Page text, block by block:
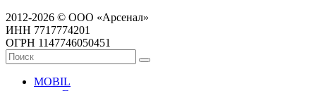
2012-2026 © ООО «Арсенал»
ИНН 7717774201
ОГРН 1147746050451
MOBIL